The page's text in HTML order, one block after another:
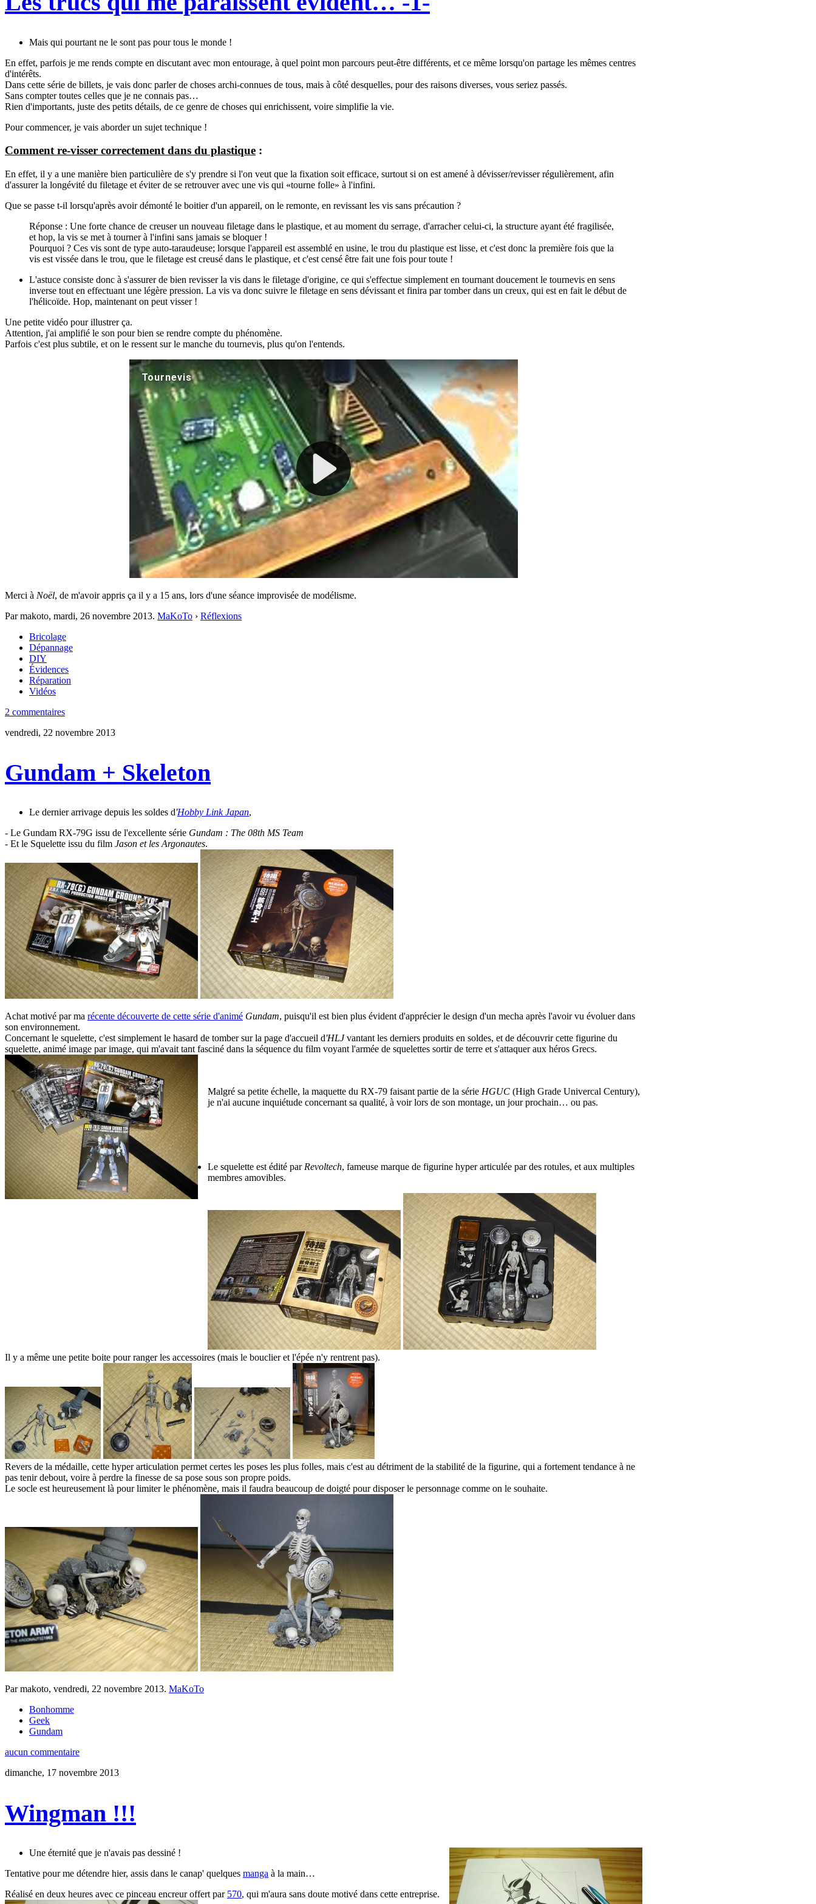
Mais qui pourtant ne le sont pas pour tous le monde !
En effet, parfois je me rends compte en discutant avec mon entourage, à quel point mon parcours peut-être différents, et ce même lorsqu'on partage les mêmes centres
d'intérêts.
Dans cette série de billets, je vais donc parler de choses archi-connues de tous, mais à côté desquelles, pour des raisons diverses, vous seriez passés.
Sans compter toutes celles que je ne connais pas…
Rien d'importants, juste des petits détails, de ce genre de choses qui enrichissent, voire simplifie la vie.
Pour commencer, je vais aborder un sujet technique !
Comment re-visser correctement dans du plastique :
En effet, il y a une manière bien particulière de s'y prendre si l'on veut que la fixation soit efficace, surtout si on est amené à dévisser/revisser régulièrement, afin
d'assurer la longévité du filetage et éviter de se retrouver avec une vis qui «tourne folle» à l'infini.
Que se passe t-il lorsqu'après avoir démonté le boitier d'un appareil, on le remonte, en revissant les vis sans précaution ?
Réponse : Une forte chance de creuser un nouveau filetage dans le plastique, et au moment du serrage, d'arracher celui-ci, la structure ayant été fragilisée,
et hop, la vis se met à tourner à l'infini sans jamais se bloquer !
Pourquoi ? Ces vis sont de type auto-taraudeuse; lorsque l'appareil est assemblé en usine, le trou du plastique est lisse, et c'est donc la première fois que la
vis est vissée dans le trou, que le filetage est creusé dans le plastique, et c'est censé être fait une fois pour toute !
L'astuce consiste donc à s'assurer de bien revisser la vis dans le filetage d'origine, ce qui s'effectue simplement en tournant doucement le tournevis en sens
inverse tout en effectuant une légère pression. La vis va donc suivre le filetage en sens dévissant et finira par tomber dans un creux, qui est en fait le début de
l'hélicoïde. Hop, maintenant on peut visser !
Une petite vidéo pour illustrer ça.
Attention, j'ai amplifié le son pour bien se rendre compte du phénomène.
Parfois c'est plus subtile, et on le ressent sur le manche du tournevis, plus qu'on l'entends.
Merci à Noël, de m'avoir appris ça il y a 15 ans, lors d'une séance improvisée de modélisme.
Par makoto, mardi, 26 novembre 2013. MaKoTo › Réflexions
Bricolage
Dépannage
DIY
Évidences
Réparation
Vidéos
2 commentaires
vendredi, 22 novembre 2013
Gundam + Skeleton
Le dernier arrivage depuis les soldes d'Hobby Link Japan,
- Le Gundam RX-79G issu de l'excellente série Gundam : The 08th MS Team
- Et le Squelette issu du film Jason et les Argonautes.
Achat motivé par ma récente découverte de cette série d'animé Gundam, puisqu'il est bien plus évident d'apprécier le design d'un mecha après l'avoir vu évoluer dans
son environnement.
Concernant le squelette, c'est simplement le hasard de tomber sur la page d'accueil d'HLJvantant les derniers produits en soldes, et de découvrir cette figurine du
squelette, animé image par image, qui m'avait tant fasciné dans la séquence du film voyant l'armée de squelettes sortir de terre et s'attaquer aux héros Grecs.
Malgré sa petite échelle, la maquette du RX-79 faisant partie de la série HGUC (High Grade Univercal Century),
je n'ai aucune inquiétude concernant sa qualité, à voir lors de son montage, un jour prochain… ou pas.
Le squelette est édité parRevoltech, fameuse marque de figurine hyper articulée par des rotules, et aux multiples
membres amovibles.
Il y a même une petite boite pour ranger les accessoires (mais le bouclier et l'épée n'y rentrent pas).
Revers de la médaille, cette hyper articulation permet certes les poses les plus folles, mais c'est au détriment de la stabilité de la figurine, qui a fortement tendance à ne
pas tenir debout, voire à perdre la finesse de sa pose sous son propre poids.
Le socle est heureusement là pour limiter le phénomène, mais il faudra beaucoup de doigté pour disposer le personnage comme on le souhaite.
Par makoto, vendredi, 22 novembre 2013. MaKoTo
Bonhomme
Geek
Gundam
aucun commentaire
dimanche, 17 novembre 2013
Wingman !!!
Une éternité que je n'avais pas dessiné !
Tentative pour me détendre hier, assis dans le canap' quelques manga à la main…
Réalisé en deux heures avec ce pinceau encreur offert par 570, qui m'aura sans doute motivé dans cette entreprise.